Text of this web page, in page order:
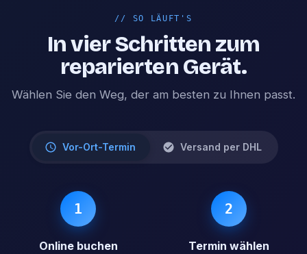
// SO LÄUFT'S
In vier Schritten zum
reparierten Gerät.
Wählen Sie den Weg, der am besten zu Ihnen passt.
Vor-Ort-Termin Versand per DHL
1
Online buchen
2
Termin wählen